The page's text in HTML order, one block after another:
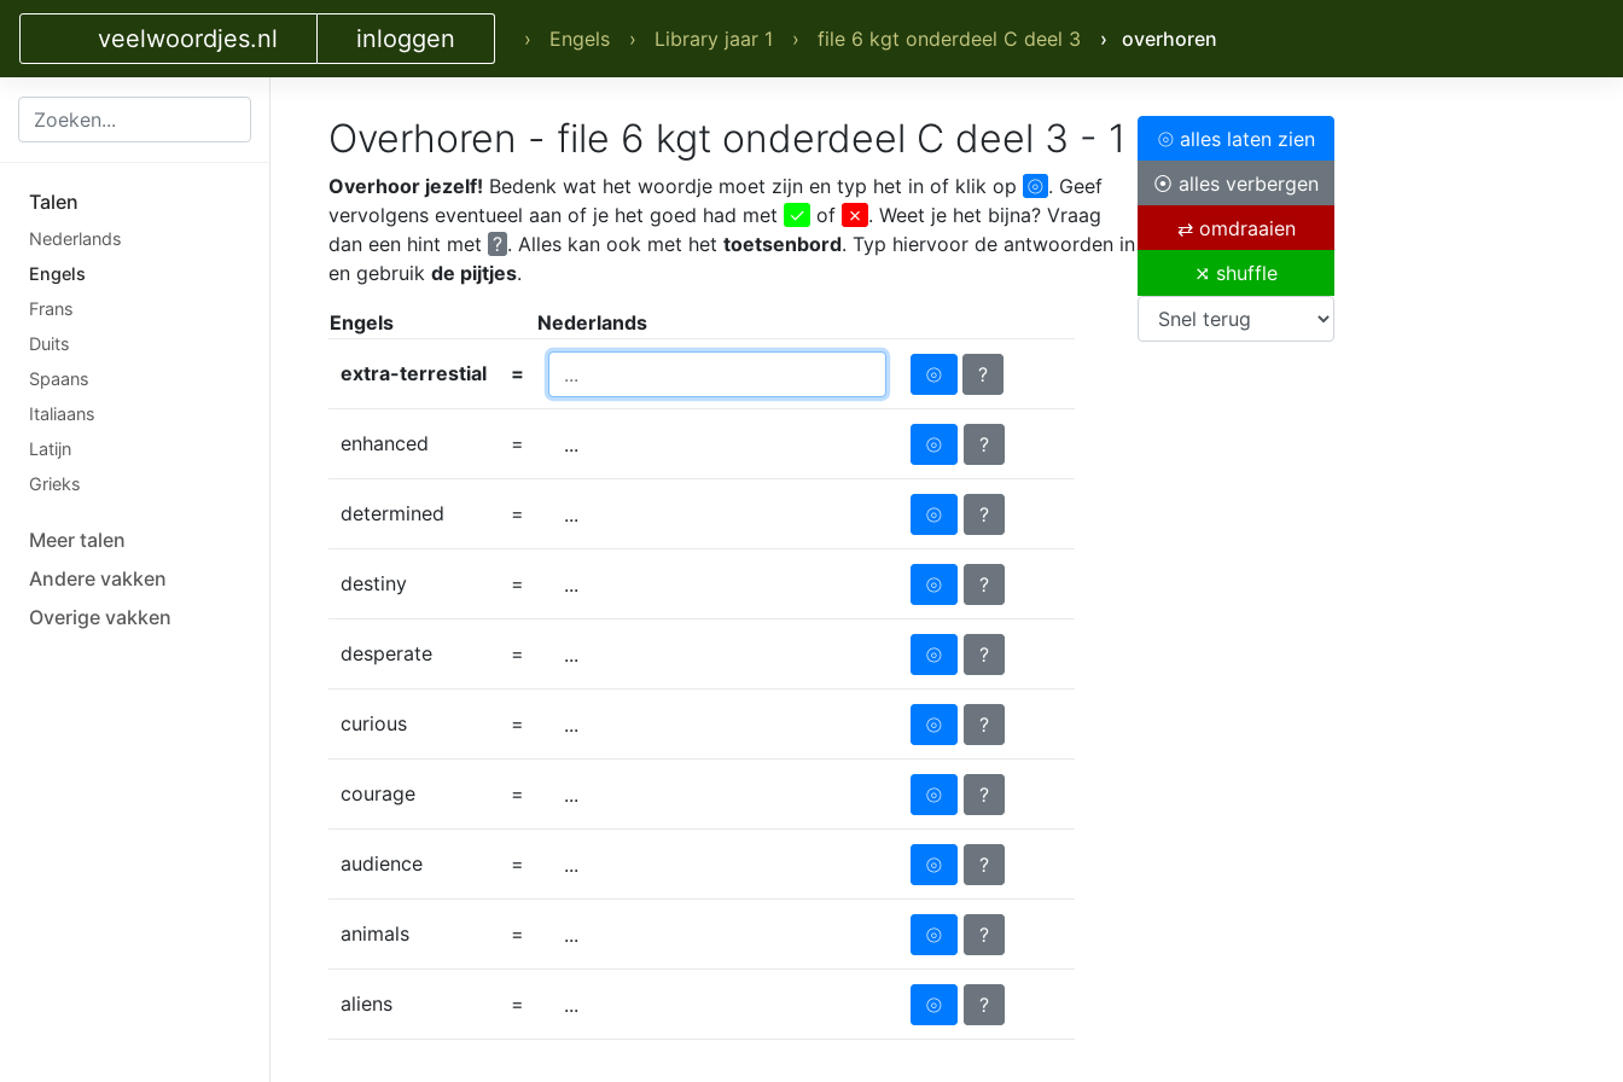
veelwoordjes.nl inloggen › Engels › Library jaar 1 › file 6 kgt onderdeel C deel 3 › overhoren
Talen
Nederlands
Engels
Frans
Duits
Spaans
Italiaans
Latijn
Grieks
Meer talen
Andere vakken
Overige vakken
⦾ alles laten zien
⦿ alles verbergen
⇄ omdraaien
⤨ shuffle
Overhoren - file 6 kgt onderdeel C deel 3 - 1
Overhoor jezelf! Bedenk wat het woordje moet zijn en typ het in of klik op ⦾ . Geef
vervolgens eventueel aan of je het goed had met ✓ of ✗ . Weet je het bijna? Vraag
dan een hint met ? . Alles kan ook met het toetsenbord. Typ hiervoor de antwoorden in
en gebruik de pijtjes.
Engels Nederlands
extra-terrestial = ⦾ ?
enhanced = ... ⦾ ?
determined = ... ⦾ ?
destiny = ... ⦾ ?
desperate = ... ⦾ ?
curious = ... ⦾ ?
courage = ... ⦾ ?
audience = ... ⦾ ?
animals = ... ⦾ ?
aliens = ... ⦾ ?